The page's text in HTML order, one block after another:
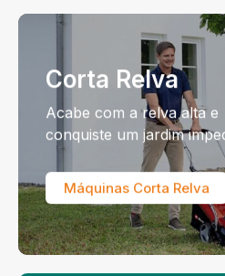
Corta Relva
Acabe com a relva alta e
conquiste um jardim
Máquinas Corta Relva